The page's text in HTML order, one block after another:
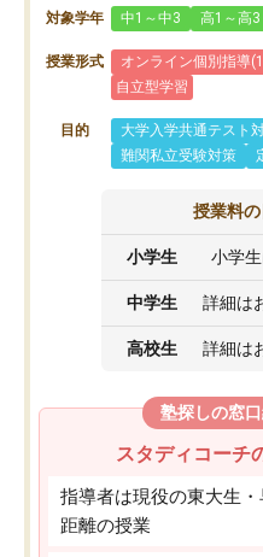
対象学年 中1～中3 高1～高3
授業形式 オンライン個別指導
自立型学習
目的 大学入学共通テスト
難関私立受験対策
授業料
小学生 小学
中学生 詳細は
高校生 詳細は
塾探しの窓
スタディコーチ
指導者は現役の東大生
距離の授業